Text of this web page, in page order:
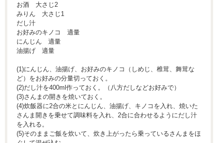
お酒 大さじ2
みりん 大さじ1
だし汁
お好みのキノコ 適量
にんじん 適量
油揚げ 適量
(1)にんじん、油揚げ、お好みのキノコ（しめじ、椎茸、舞茸な
ど）をお好みの分量切っておく。
(2)だし汁を400ml作っておく。（八方だしなどお好みで）
(3)さんまの開きを焼いておく。
(4)炊飯器に2合の米とにんじん、油揚げ、キノコを入れ、焼いた
さんま開きを乗せて調味料を入れ、2合に合わせるようにだし汁
を入れる。
(5)そのままご飯を炊いて、炊き上がったら乗っているさんまをほ